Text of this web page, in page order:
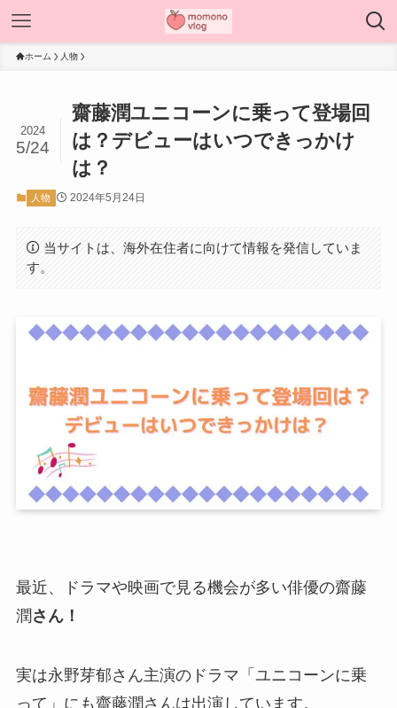
ホーム 人物
齋藤潤ユニコーンに乗って登場回
は？デビューはいつできっかけ
は？
2024
5/24
人物 2024年5月24日
当サイトは、海外在住者に向けて情報を発信していま
す。
最近、ドラマや映画で見る機会が多い俳優の齋藤
潤 さ ん！
実は永野芽郁さん主演のドラマ「ユニコーンに乗
って」にも齋藤潤さんは出演しています。